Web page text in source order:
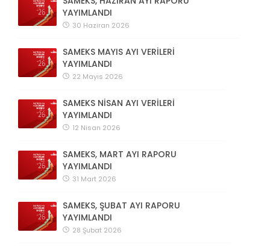
YAYIMLANDI
30 Haziran 2026
SAMEKS MAYIS AYI VERİLERİ
YAYIMLANDI
22 Mayıs 2026
SAMEKS NİSAN AYI VERİLERİ
YAYIMLANDI
12 Nisan 2026
SAMEKS, MART AYI RAPORU
YAYIMLANDI
31 Mart 2026
SAMEKS, ŞUBAT AYI RAPORU
YAYIMLANDI
28 Şubat 2026